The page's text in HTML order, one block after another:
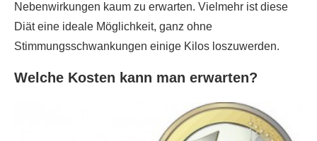
Nebenwirkungen kaum zu erwarten. Vielmehr ist diese
Diät eine ideale Möglichkeit, ganz ohne
Stimmungsschwankungen einige Kilos loszuwerden.
Welche Kosten kann man erwarten?